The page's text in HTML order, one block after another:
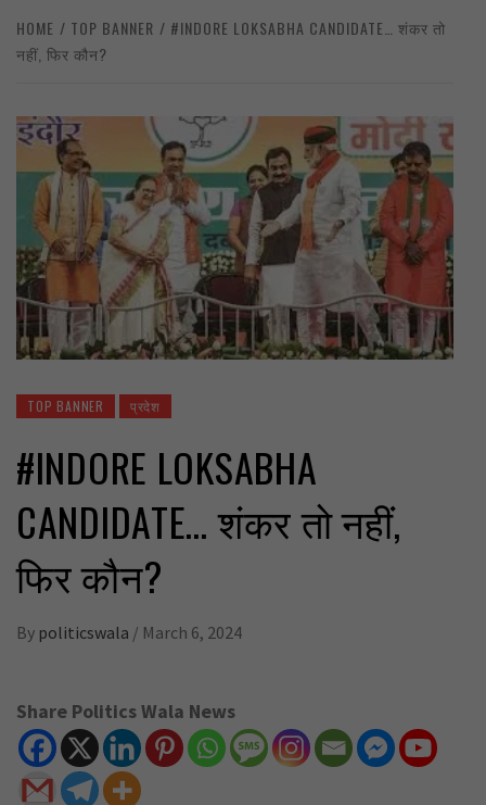
HOME TOP BANNER
#INDORE LOKSABHA CANDIDATE… शंकर तो
नहीं, फिर कौन?
TOP BANNER प्रदेश
#INDORE LOKSABHA
CANDIDATE… शंकर तो नहीं,
फिर कौन?
By politicswala / March 6, 2024
Share Politics Wala News